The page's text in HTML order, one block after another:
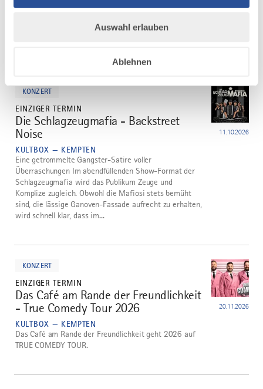
Auswahl erlauben
Ablehnen
KEMPTEN
Mulo Francel. Er ist einer der renommiertesten Jazz-
KONZERT
EINZIGER TERMIN
2
Die Schlagzeugmafia - Backstreet
Noise
KULTBOX — KEMPTEN
11.10.2026
Eine getrommelte Gangster-Satire voller
Überraschungen Im abendfüllenden Show-Format der
Schlagzeugmafia wird das Publikum Zeuge und
Komplize zugleich. Obwohl die Mafiosi stets bemüht
sind, die lässige Ganoven-Fassade aufrecht zu erhalten,
wird schnell klar, dass im...
dazu
KONZERT
EINZIGER TERMIN
3
Das Café am Rande der Freundlichkeit
- True Comedy Tour 2026
KULTBOX — KEMPTEN
20.11.2026
Das Café am Rande der Freundlichkeit geht 2026 auf
TRUE COMEDY TOUR.